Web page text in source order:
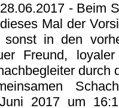
28.06.2017 - Beim
dieses Mal der
sonst in den
Freund,
durch
2017 um